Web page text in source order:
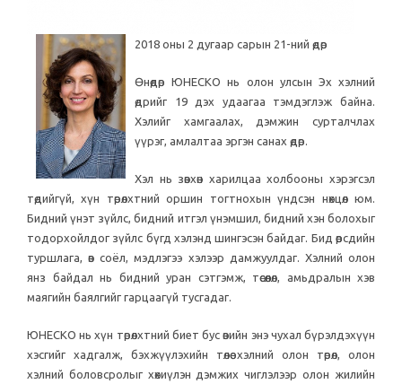
2018 оны 2 дугаар сарын 21-ний өдөр
Өнөөдөр ЮНЕСКО нь олон улсын Эх хэлний
өдрийг 19 дэх удаагаа тэмдэглэж байна.
Хэлийг хамгаалах, дэмжин сурталчлах
үүрэг, амлалтаа эргэн санах өдөр.
Хэл нь зөвхөн харилцаа холбооны хэрэгсэл
төдийгүй, хүн төрөлхтний оршин тогтнохын үндсэн нөхцөл юм.
Бидний үнэт зүйлс, бидний итгэл үнэмшил, бидний хэн болохыг
тодорхойлдог зүйлс бүгд хэлэнд шингэсэн байдаг. Бид өөрсдийн
туршлага, өв соёл, мэдлэгээ хэлээр дамжуулдаг. Хэлний олон
янз байдал нь бидний уран сэтгэмж, төсөөлөл, амьдралын хэв
маягийн баялгийг гарцаагүй тусгадаг.
ЮНЕСКО нь хүн төрөлхтний биет бус өвийн энэ чухал бүрэлдэхүүн
хэсгийг хадгалж, бэхжүүлэхийн төлөө хэлний олон төрөл, олон
хэлний боловсролыг хөхиүлэн дэмжих чиглэлээр олон жилийн